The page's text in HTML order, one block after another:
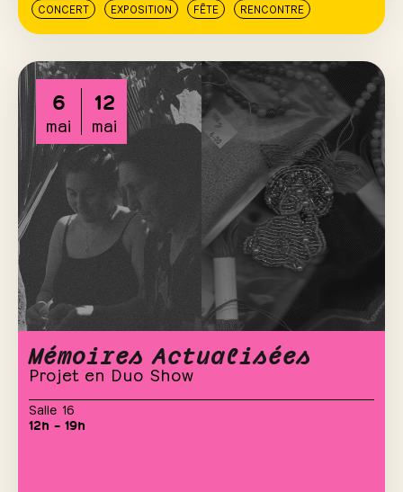
CONCERT EXPOSITION FÊTE RENCONTRE
6
mai
12
mai
Mémoires Actualisées
Projet en Duo Show
Salle 16
12h – 19h